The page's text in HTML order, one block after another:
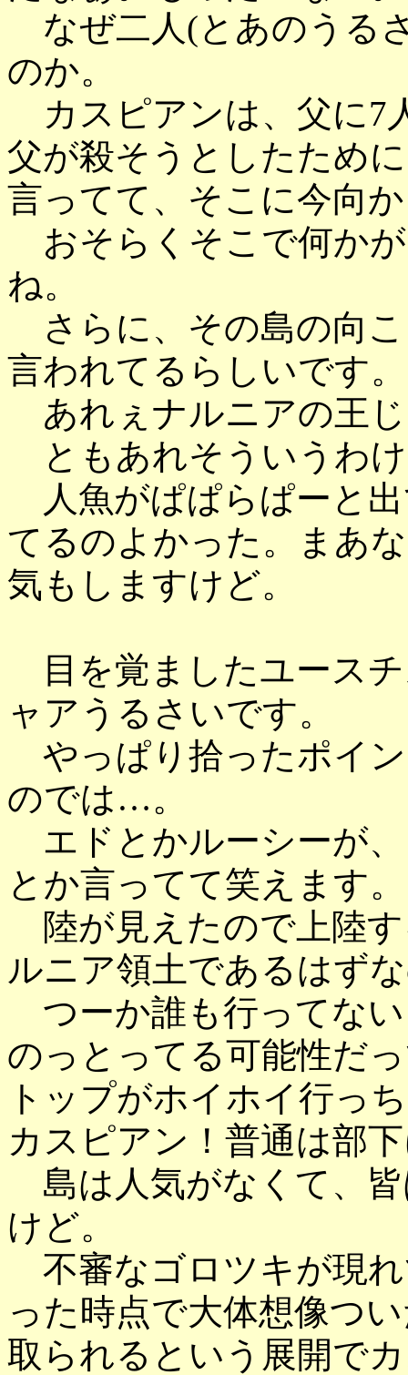
なぜ二人(とあのうる
のか。
カスピアンは、父に7
父が殺そうとしたため
言ってて、そこに今向
おそらくそこで何か
ね。
さらに、その島の向
言われてるらしいです。
あれぇナルニアの王
ともあれそういうわ
人魚がぱぱらぱーと
てるのよかった。まあ
気もしますけど。
目を覚ましたユース
ャアうるさいです。
やっぱり拾ったポイ
のでは…。
エドとかルーシーが
とか言ってて笑えます
陸が見えたので上陸
ルニア領土であるはず
つーか誰も行ってな
のっとってる可能性だ
トップがホイホイ行っ
カスピアン！普通は部
島は人気がなくて、
けど。
不審なゴロツキが現
った時点で大体想像つ
取られるという展開で